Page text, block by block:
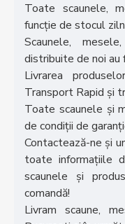
Toate scaunele,
funcție de stocul
Scaunele,
distribuite de noi au
Livrarea
Transport Rapid și
Toate scaunele și
de condiții de
Contactează-ne și
toate informațiile
scaunele și
comandă!
Livram scaune,